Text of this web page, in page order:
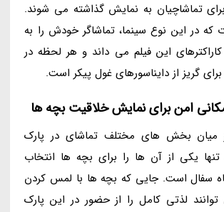
تماشاچیان به نمایش گذاشته می شوند.
که در این نوع سینما، تماشاگر خودش را به
این فیلم می داند و هر لحظه در
گریز از دایناسورهای غول پیکر است.
امن برای نمایش خلاقیت بچه ها
میان بخش های مختلف تماشای در پارک
تنها یکی از آن ها را برای بچه ها انتخاب
سفال است. جایی که بچه ها با لمس کردن
لذتی کامل را از حضور در این پارک